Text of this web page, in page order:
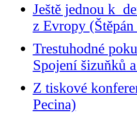
Ještě jednou k
z Evropy
Trestuhodné
Spojení šizuňků
Z tiskové
Pecina)